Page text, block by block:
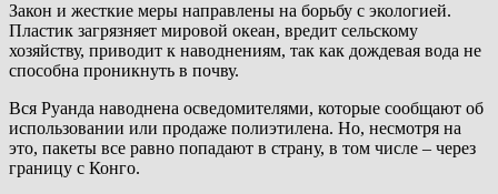
Закон и жесткие меры направлены на борьбу с экологией.
Пластик загрязняет мировой океан, вредит сельскому
хозяйству, приводит к наводнениям, так как дождевая вода не
способна проникнуть в почву.
Вся Руанда наводнена осведомителями, которые сообщают об
использовании или продаже полиэтилена. Но, несмотря на
это, пакеты все равно попадают в страну, в том числе – через
границу с Конго.